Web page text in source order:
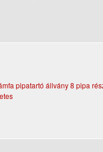
pipatartó állvány 8 pipa